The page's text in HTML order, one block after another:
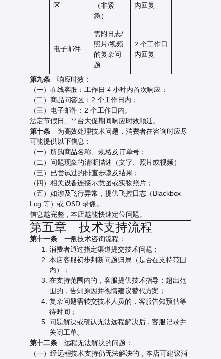
区
（非紧
急）
内回复
电子邮件
需附日志/
照片/视频
的复杂问
题
2 个工作日
内回复
第九条响应时效：
（一）在线客服：工作日 4 小时内首次响应；
（二）商品问答区：2 个工作日内；
（三）电子邮件：2 个工作日内。
法定节假日、平台大促期间响应时效顺延。
第十条为高效处理技术问题，消费者在咨询时应尽
可能提供以下信息：
（一）所购商品名称、规格及订单号；
（二）问题现象的清晰描述（文字、照片或视频）；
（三）已尝试过的排查步骤及结果；
（四）相关设备连接示意图或实物照片；
（五）如涉及飞行异常，提供飞控日志（Blackbox
Log 等）或 OSD 录像。
信息越完整，本店越能快速定位问题。
第五章 技术支持流程
第十一条一般技术咨询流程：
消费者通过指定渠道提交技术问题；
本店客服初步判断问题归属（是否在支持范围
内）；
在支持范围内的，客服提供技术指导；超出范
围的，告知原因并视情建议替代方案；
复杂问题需转交技术人员的，客服告知预估等
待时间；
问题解决或确认无法远程解决后，客服记录并
关闭工单。
第十二条远程无法解决的问题：
（一）经远程技术支持仍无法解决的，本店可建议消